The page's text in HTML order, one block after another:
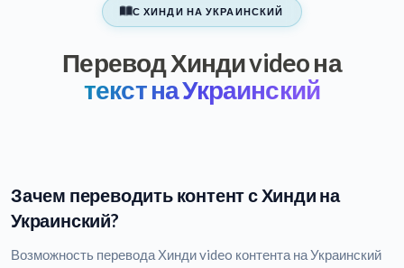
С ХИНДИ НА УКРАИНСКИЙ
Перевод Хинди video на
текст на Украинский
Зачем переводить контент с Хинди на
Украинский?
Возможность перевода Хинди video контента на Украинский